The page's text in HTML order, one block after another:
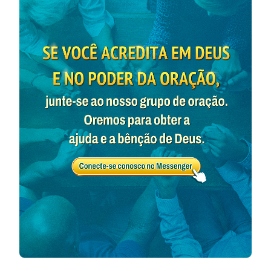
fazer tal coisa não era nada. E já que isso era algo
comum para Deus, por que deveria escolhido agora
para ser interpretado? Porque o que está por trás
desse milagre é a intenção do Senhor Jesus, que
nunca antes havia sido percebida pela humanidade.
Primeiro, tentemos entender que tipo de pessoas
eram esses cinco mil. Eram seguidores do Senhor
Jesus? A partir das escrituras, sabemos que elas não
eram Seus seguidores. Elas sabiam quem era o Senhor
Jesus? Certamente não! No mínimo, não sabiam que a
pessoa postada diante delas era Cristo, ou talvez
algumas pessoas soubessem apenas o Seu nome ou
soubessem de algo ou tivessem ouvido algo sobre as
coisas que Ele havia feito. Sua curiosidade sobre o